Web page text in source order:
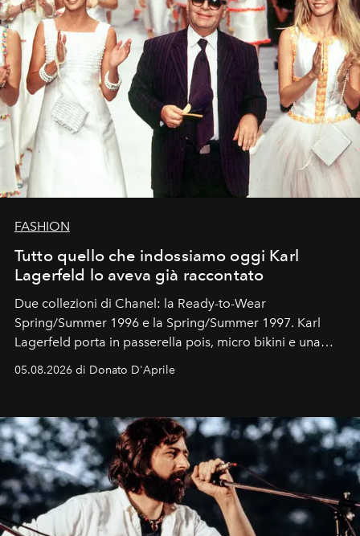
FASHION
Tutto quello che indossiamo oggi Karl
Lagerfeld lo aveva già raccontato
Due collezioni di Chanel: la Ready-to-Wear
Spring/Summer 1996 e la Spring/Summer 1997. Karl
Lagerfeld porta in passerella pois, micro bikini e una
logomania pensata per la spiaggia
Kate, Claudia e Carla una dietro l'altra. Trent'anni dopo,
uno dei documenti più contemporanei che abbiamo.
05.08.2026 di Donato D'Aprile